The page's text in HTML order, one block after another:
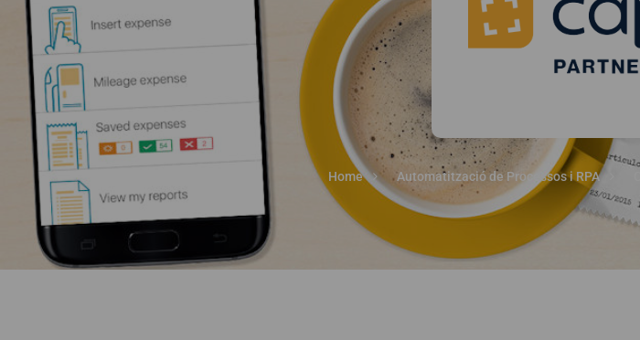
Home Automatització de Processos i RPA